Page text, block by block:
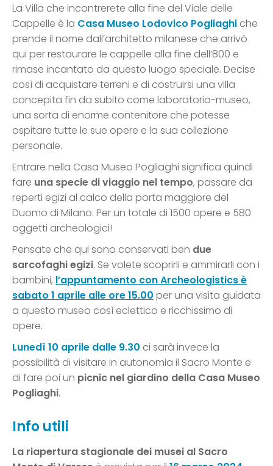
La Villa che incontrerete alla fine del Viale delle
Cappelle è la Casa Museo Lodovico Pogliaghi che
prende il nome dall’architetto milanese che arrivò
qui per restaurare le cappelle alla fine dell’800 e
rimase incantato da questo luogo speciale. Decise
così di acquistare terreni e di costruirsi una villa
concepita fin da subito come laboratorio-museo,
una sorta di enorme contenitore che potesse
ospitare tutte le sue opere e la sua collezione
personale.
Entrare nella Casa Museo Pogliaghi significa quindi
fare una specie di viaggio nel tempo, passare da
reperti egizi al calco della porta maggiore del
Duomo di Milano. Per un totale di 1500 opere e 580
oggetti archeologici!
Pensate che qui sono conservati ben due
sarcofaghi egizi. Se volete scoprirli e ammirarli con i
bambini, l’appuntamento con Archeologistics è
sabato 1 aprile alle ore 15.00 per una visita guidata
a questo museo così eclettico e ricchissimo di
opere.
Lunedì 10 aprile dalle 9.30 ci sarà invece la
possibilità di visitare in autonomia il Sacro Monte e
di fare poi un picnic nel giardino della Casa Museo
Pogliaghi.
Info utili
La riapertura stagionale dei musei al Sacro